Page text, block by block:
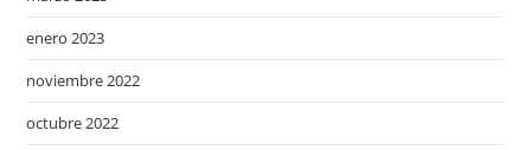
enero 2023
noviembre 2022
octubre 2022